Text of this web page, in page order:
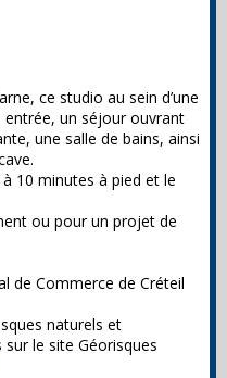
ce studio au sein d’une
entrée, un séjour ouvrant
une salle de bains, ainsi
10 minutes à pied et le
ou pour un projet de
de Commerce de Créteil
naturels et
le site Géorisques